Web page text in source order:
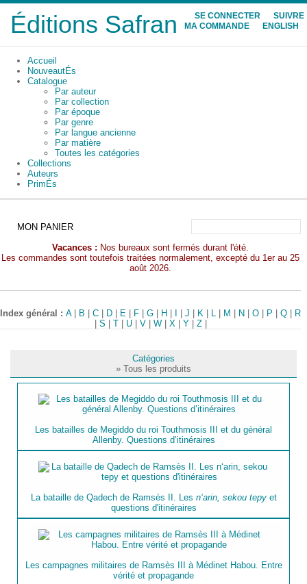
Éditions Safran SE CONNECTER
SUIVRE
MA COMMANDE
ENGLISH
Accueil
NouveautÉs
Catalogue
Par auteur
Par collection
Par époque
Par genre
Par langue ancienne
Par matière
Toutes les catégories
Collections
Auteurs
PrimÉs
MON PANIER
Vacances : Nos bureaux sont fermés durant l'été.
Les commandes sont toutefois traitées normalement, excepté du 1er au 25
août 2026.
Index général :A| B |C D E F |G H |J K L M N |O P |Q
R
S T| U| V| W| X| Y| Z|
Catégories
» Tous les produits
Les batailles de Megiddo du roi Touthmosis III et du général
Allenby. Questions d’itinéraires
La bataille de Qadech de Ramsès II. Les n‘arin, sekou tepyet
questions d'itinéraires
Les campagnes militaires de Ramsès III à Médinet Habou. Entre
vérité et propagande